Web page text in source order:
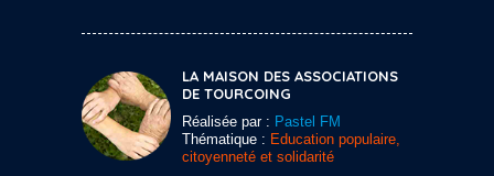
LA MAISON DES ASSOCIATIONS
DE TOURCOING
Réalisée par : Pastel FM
Thématique : Education populaire,
citoyenneté et solidarité